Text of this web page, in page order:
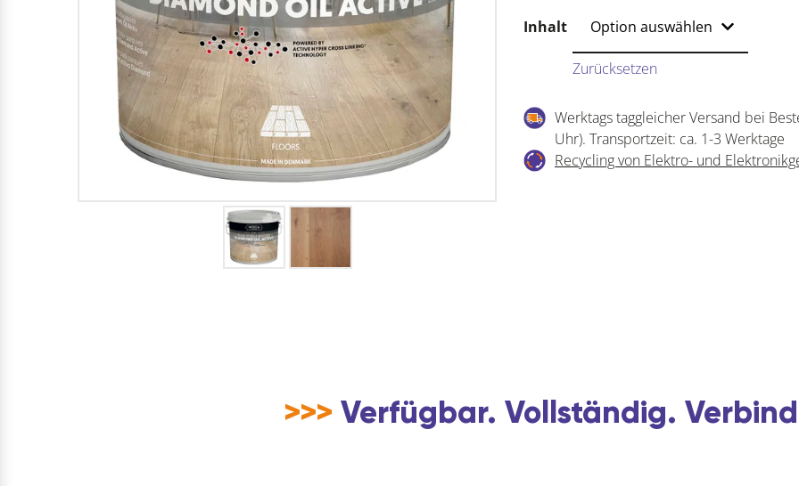
Inhalt
Zurücksetzen
Werktags taggleicher Versand bei
Uhr). Transportzeit: ca. 1-3 Werktage
Recycling von Elektro- und
>>> Verfügbar. Vollständig.